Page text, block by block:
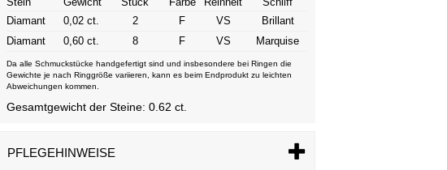
Diamant
0,02 ct. 2 F VS
Brillant
Diamant
0,60 ct. 8 F VS Marquise
Da alle Schmuckstücke handgefertigt sind und insbesondere bei Ringen die
Gewichte je nach Ringgröße variieren, kann es beim Endprodukt zu leichten
Abweichungen kommen.
Gesamtgewicht der Steine: 0.62 ct.
PFLEGEHINWEISE